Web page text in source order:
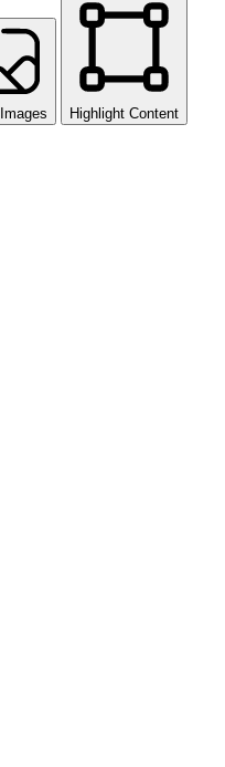
Highlight Content